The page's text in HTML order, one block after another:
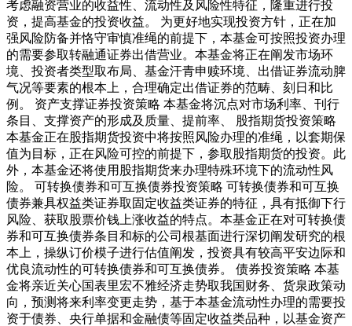
考虑融资营业的收益性、流动性及风险性特征，隆重进行投
资，提高基金的投资收益。 为更好地实现投资方针，正在加
强风险防备并恪守审慎准绳的前提下，本基金可按照投资办理
的需要参取转融通证券出借营业。本基金将正在阐发市场环
境、投资者类型取布局、基金汗青申赎环境、出借证券流动脾
气况等要素的根本上，合理确定出借证券的范畴、刻日和比
例。 资产支撑证券投资策略 本基金将沉点对市场利率、刊行
条目、支撑资产的形成及质量、提前率、 股指期货投资策略
本基金正在股指期货投资中将按照风险办理的准绳，以套期保
值为目标，正在风险可控的前提下，参取股指期货的投资。此
外，本基金还将使用股指期货来办理特殊环境下的流动性风
险。 可转换债券和可互换债券投资策略 可转换债券和可互换
债券兼具权益类证券取固定收益类证券的特征，具有抵御下行
风险、获取股票价钱上涨收益的特点。本基金正在对可转换债
券和可互换债券条目和标的公司根基面进行深切阐发研究的根
本上，操纵订价模子进行估值阐发，投资具有较高平安边际和
优良流动性的可转换债券和可互换债券。 债券投资策略 本基
金将亲近关心国表里宏不雅经济走势取我国财务、货泉政策动
向，预测将来利率变更走势，基于本基金流动性办理的需要投
资于债券、央行单据和金融债等固定收益类品种，以基金资产